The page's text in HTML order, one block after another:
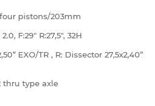
four pistons/203mm
F:29" R:27,5", 32H
EXO/TR , R: Dissector 27,5x2,40”
thru type axle